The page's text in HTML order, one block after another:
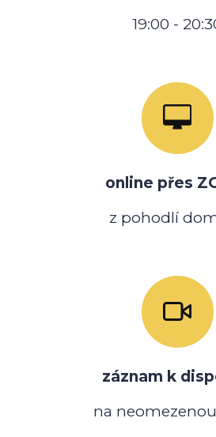
19:00 -
online přes
z pohodlí
záznam k
na